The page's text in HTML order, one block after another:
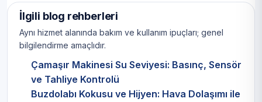
İlgili blog rehberleri
Aynı hizmet alanında bakım ve kullanım ipuçları; genel
bilgilendirme amaçlıdır.
Çamaşır Makinesi Su Seviyesi: Basınç, Sensör
ve Tahliye Kontrolü
Buzdolabı Kokusu ve Hijyen: Hava Dolaşımı ile